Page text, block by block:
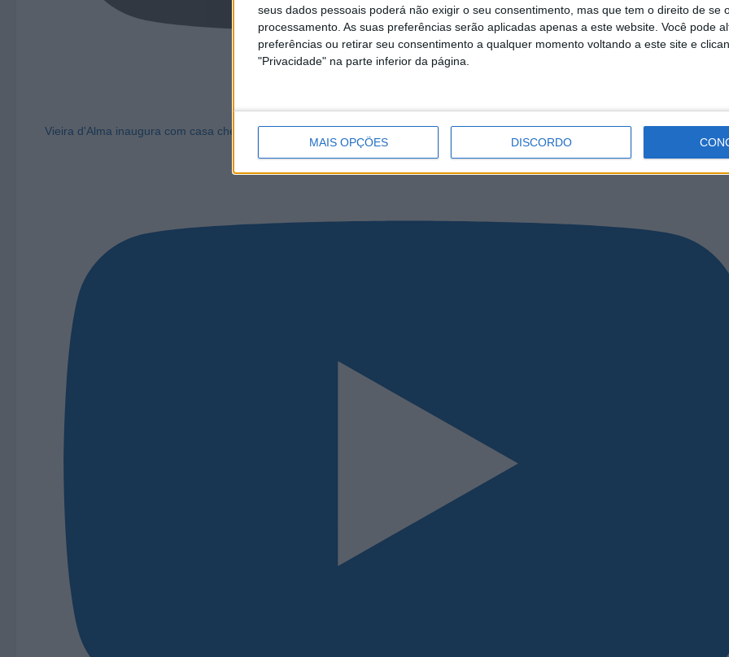
seus dados pessoais poderá não exigir o seu consentimento, mas que tem o direito de se
processamento. As suas preferências serão aplicadas apenas a este website. Você pode
preferências ou retirar seu consentimento a qualquer momento voltando a este site e
"Privacidade" na parte inferior da página.
MAIS OPÇÕES DISCORDO
Vieira d'Alma inaugura com casa cheia e muita emoção em Vieira do Minho